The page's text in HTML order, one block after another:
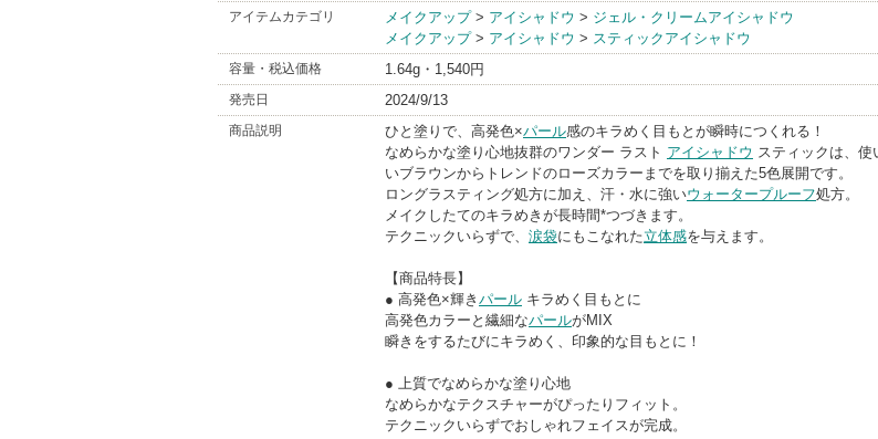
リンメル ロン
ドン
アイテムカテゴリ メイクアップ> アイシャドウ > ジェル・クリームアイシャドウ
メイクアップ> アイシャドウ > スティックアイシャドウ
容量・税込価格 1.64g・1,540円
発売日 2024/9/13
商品説明 ひと塗りで、高発色×パール感のキラめく目もとが瞬時につくれる！
なめらかな塗り心地抜群のワンダー ラスト アイシャドウ スティックは、使
いブラウンからトレンドのローズカラーまでを取り揃えた5色展開です。
ロングラスティング処方に加え、汗・水に強いウォータープルーフ処方。
メイクしたてのキラめきが長時間*つづきます。
テクニックいらずで、 涙袋にもこなれた立体感を与えます。
【商品特長】
● 高発色×輝き パール キラめく目もとに
高発色カラーと繊細なパールがMIX
瞬きをするたびにキラめく、印象的な目もとに！
● 上質でなめらかな塗り心地
なめらかなテクスチャーがぴったりフィット。
テクニックいらずでおしゃれフェイスが完成。